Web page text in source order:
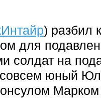
) разбил
для
солдат на
юный